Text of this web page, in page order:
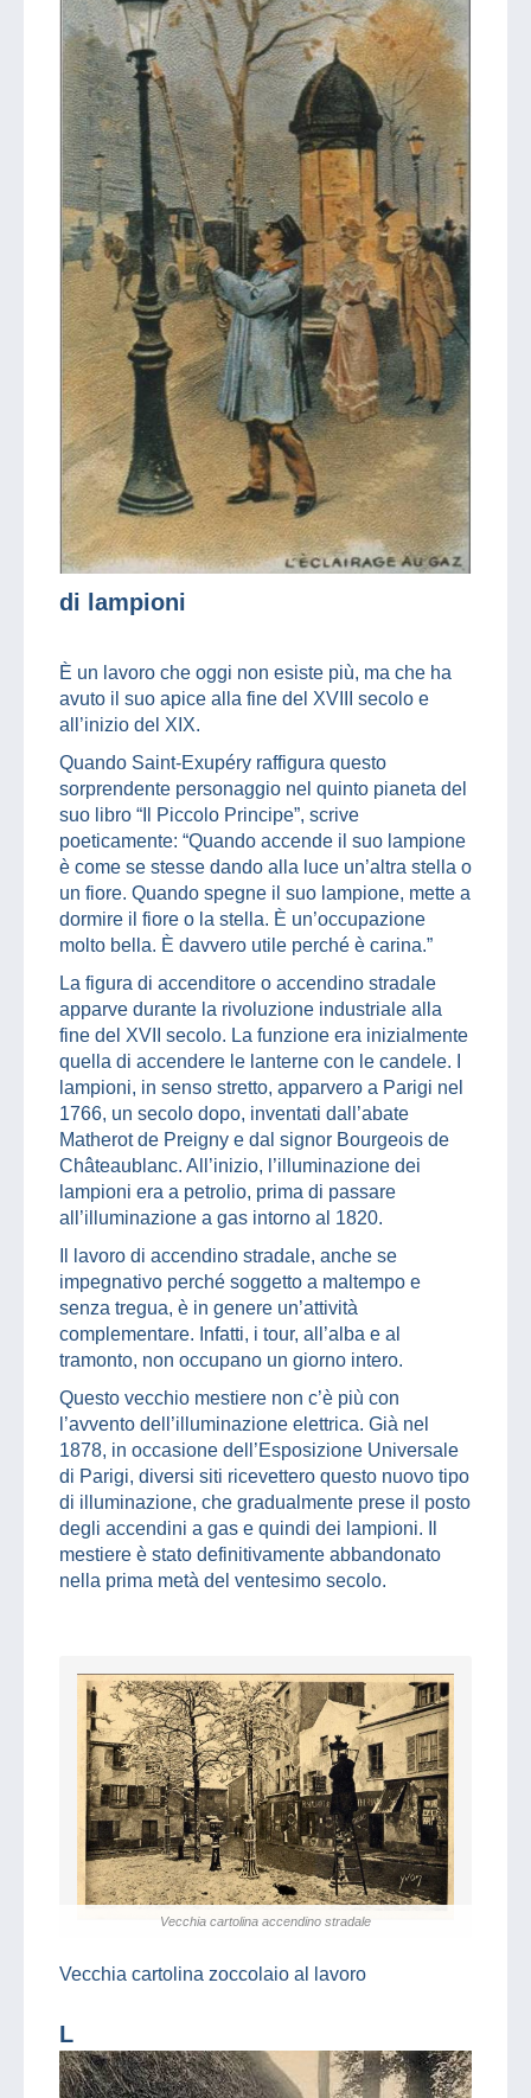
di lampioni
È un lavoro che oggi non esiste più, ma che ha
avuto il suo apice alla fine del XVIII secolo e
all’inizio del XIX.
Quando Saint-Exupéry raffigura questo
sorprendente personaggio nel quinto pianeta del
suo libro “Il Piccolo Principe”, scrive
poeticamente: “Quando accende il suo lampione
è come se stesse dando alla luce un’altra stella o
un fiore. Quando spegne il suo lampione, mette a
dormire il fiore o la stella. È un’occupazione
molto bella. È davvero utile perché è carina.”
La figura di accenditore o accendino stradale
apparve durante la rivoluzione industriale alla
fine del XVII secolo. La funzione era inizialmente
quella di accendere le lanterne con le candele. I
lampioni, in senso stretto, apparvero a Parigi nel
1766, un secolo dopo, inventati dall’abate
Matherot de Preigny e dal signor Bourgeois de
Châteaublanc. All’inizio, l’illuminazione dei
lampioni era a petrolio, prima di passare
all’illuminazione a gas intorno al 1820.
Il lavoro di accendino stradale, anche se
impegnativo perché soggetto a maltempo e
senza tregua, è in genere un’attività
complementare. Infatti, i tour, all’alba e al
tramonto, non occupano un giorno intero.
Questo vecchio mestiere non c’è più con
l’avvento dell’illuminazione elettrica. Già nel
1878, in occasione dell’Esposizione Universale
di Parigi, diversi siti ricevettero questo nuovo tipo
di illuminazione, che gradualmente prese il posto
degli accendini a gas e quindi dei lampioni. Il
mestiere è stato definitivamente abbandonato
nella prima metà del ventesimo secolo.
Vecchia cartolina accendino stradale
Vecchia cartolina zoccolaio al lavoro
L